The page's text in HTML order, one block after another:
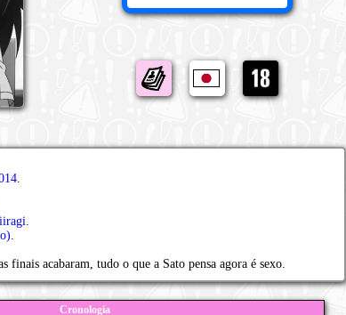
.
.
.
finais acabaram, tudo o que a Sato pensa agora é sexo.
Cronologia